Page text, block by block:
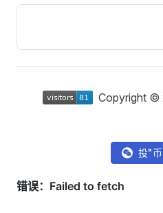
Copyright ©
投"